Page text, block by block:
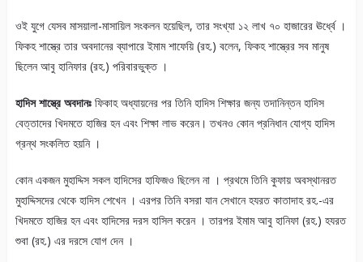
ওই যুগে যেসব মাসয়ালা-মাসায়িল সংকলন হয়েছিল, তার সংখ্যা ১২ লাখ ৭০ হাজারের ঊর্ধ্বে ।
ফিকহ শাস্ত্রে তার অবদানের ব্যাপারে ইমাম শাফেয়ি (রহ.) বলেন, ফিকহ শাস্ত্রের সব মানুষ
ছিলেন আবু হানিফার (রহ.) পরিবারভুক্ত ।
হাদিস শাস্ত্রে অবদানঃফিকাহ অধ্যায়নের পর তিনি হাদিস শিক্ষার জন্য তদানিন্তন হাদিস
বেত্তাদের খিদমতে হাজির হন এবং শিক্ষা লাভ করেন। তখনও কোন প্রনিধান যোগ্য হাদিস
গ্রন্থ সংকলিত হয়নি ।
কোন একজন মুহাদ্দিস সকল হাদিসের হাফিজও ছিলেন না । প্রথমে তিনি কুফায় অবস্থানরত
মুহাদ্দিসদের থেকে হাদিস শেখেন । এরপর তিনি বসরা যান সেখানে হযরত কাতাদাহ রহ.-এর
খিদমতে হাজির হন এবং হাদিসের দরস হাসিল করেন । তারপর ইমাম আবু হানিফা (রহ.) হযরত
শুবা (রহ.) এর দরসে যোগ দেন ।